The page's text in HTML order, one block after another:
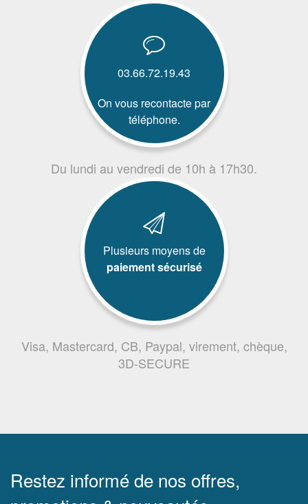
03.66.72.19.43
On vous recontacte par
téléphone.
Du lundi au vendredi de 10h à 17h30.
Plusieurs moyens de
paiement sécurisé
Visa, Mastercard, CB, Paypal, virement, chèque,
3D-SECURE
Restez informé de nos offres,